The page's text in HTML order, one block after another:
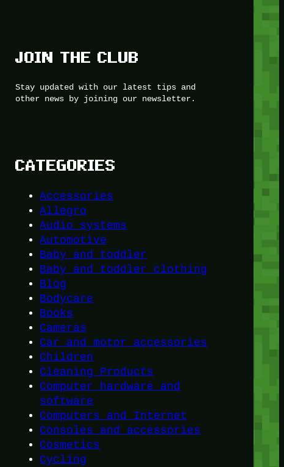
JOIN THE CLUB
Stay updated with our latest tips and
other news by joining our newsletter.
CATEGORIES
Accessories
Allegro
Audio systems
Automotive
Baby and toddler
Baby and toddler clothing
Blog
Bodycare
Books
Cameras
Car and motor accessories
Children
Cleaning Products
Computer hardware and
software
Computers and Internet
Consoles and accessories
Cosmetics
Cycling